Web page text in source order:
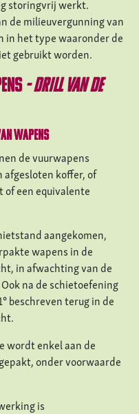
storingvrij werkt.
de milieuvergunning van
in het type waaronder de
gebruikt worden.
- DRILL VAN DE
wapens
de vuurwapens
afgesloten koffer, of
of een equivalente
aangekomen,
wapens in de
in afwachting van de
na de schietoefening
beschreven terug in de
wordt enkel aan de
onder voorwaarde
is